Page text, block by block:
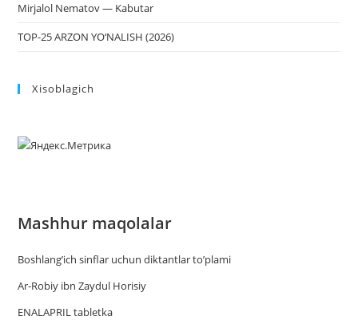
Mirjalol Nematov — Kabutar
TOP-25 ARZON YO‘NALISH (2026)
Xisoblagich
Mashhur maqolalar
Boshlang’ich sinflar uchun diktantlar to’plami
Ar-Robiy ibn Zaydul Horisiy
ENALAPRIL tabletka